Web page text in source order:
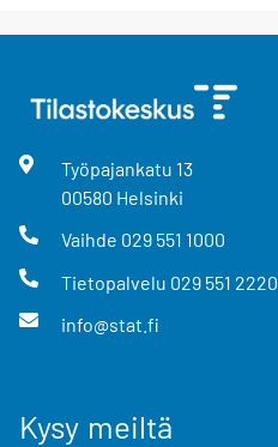
Työpajankatu 13
00580 Helsinki
Vaihde 029 551 1000
Tietopalvelu 029 551 2220
info@stat.fi
Kysy meiltä